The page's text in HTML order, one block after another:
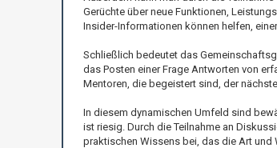
Gerüchte über neue Funktionen,
Insider-Informationen können helfen,
Schließlich bedeutet das
das Posten einer Frage Antworten von
Mentoren, die begeistert sind, der
In diesem dynamischen Umfeld sind
ist riesig. Durch die Teilnahme an
praktischen Wissens bei, das die Art und